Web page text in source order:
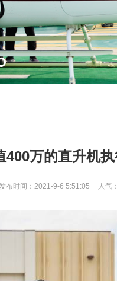
400万的直升机
布时间：2021-9-6 5:51:05 人气：